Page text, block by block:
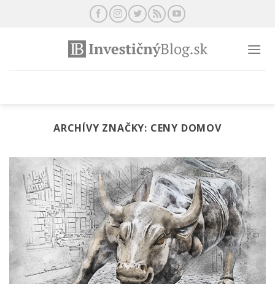
ARCHÍVY ZNAČKY: CENY DOMOV